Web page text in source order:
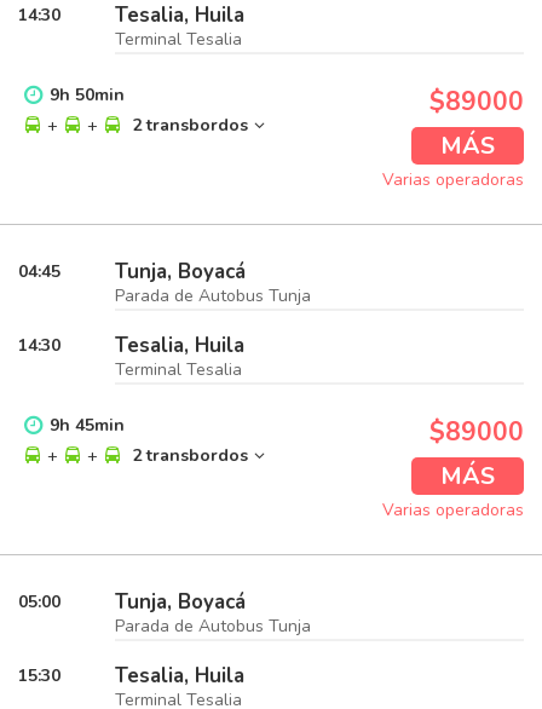
14:30 Tesalia, Huila
Terminal Tesalia
9h 50min
+
+ 2 transbordos
$89000
MÁS
Varias operadoras
04:45 Tunja, Boyacá
Parada de Autobus Tunja
14:30 Tesalia, Huila
Terminal Tesalia
9h 45min
+
+ 2 transbordos
$89000
MÁS
Varias operadoras
05:00 Tunja, Boyacá
Parada de Autobus Tunja
15:30 Tesalia, Huila
Terminal Tesalia